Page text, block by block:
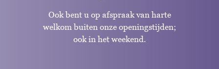
Ook bent u op afspraak van harte
welkom buiten onze openingstijden;
ook in het weekend.